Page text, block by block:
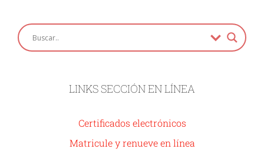
LINKS SECCIÓN EN LÍNEA
Certificados electrónicos
Matricule y renueve en línea